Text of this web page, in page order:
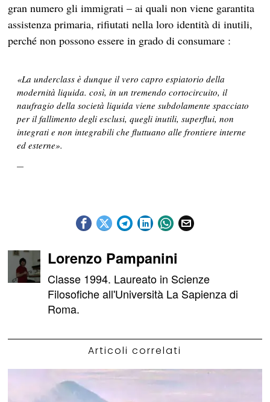
gran numero gli immigrati – ai quali non viene garantita
assistenza primaria, rifiutati nella loro identità di inutili,
perché non possono essere in grado di consumare :
«La underclass è dunque il vero capro espiatorio della
modernità liquida. così, in un tremendo cortocircuito, il
naufragio della società liquida viene subdolamente spacciato
per il fallimento degli esclusi, quegli inutili, superflui, non
integrati e non integrabili che fluttuano alle frontiere interne
ed esterne».
Lorenzo Pampanini
Classe 1994. Laureato in Scienze
Filosofiche all'Università La Sapienza di
Roma.
Articoli correlati